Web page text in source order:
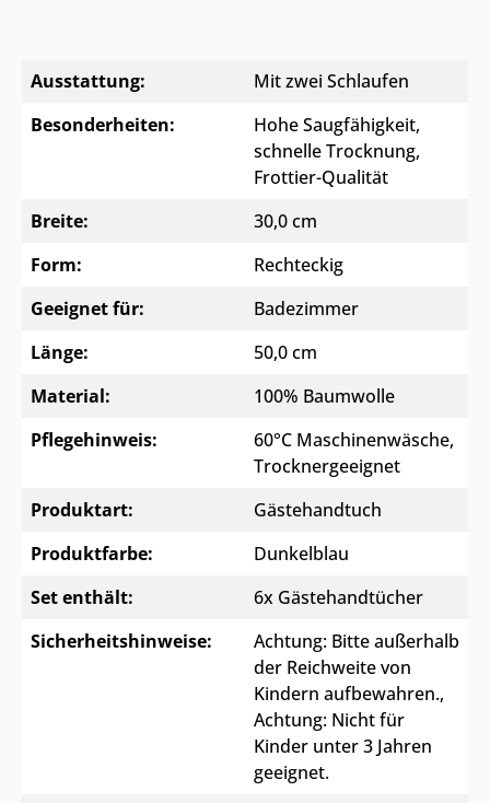
Ausstattung:
Mit zwei Schlaufen
Besonderheiten:
Hohe Saugfähigkeit,
schnelle Trocknung,
Frottier-Qualität
Breite:
30,0 cm
Form:
Rechteckig
Geeignet für:
Badezimmer
Länge:
50,0 cm
Material:
100% Baumwolle
Pflegehinweis:
60°C Maschinenwäsche,
Trocknergeeignet
Produktart:
Gästehandtuch
Produktfarbe:
Dunkelblau
Set enthält:
6x Gästehandtücher
Sicherheitshinweise:
Achtung: Bitte außerhalb
der Reichweite von
Kindern aufbewahren.,
Achtung: Nicht für
Kinder unter 3 Jahren
geeignet.